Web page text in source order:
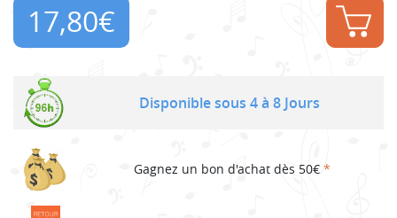
17,80€
Disponible sous 4 à 8 Jours
Gagnez un bon d'achat dès 50€ *